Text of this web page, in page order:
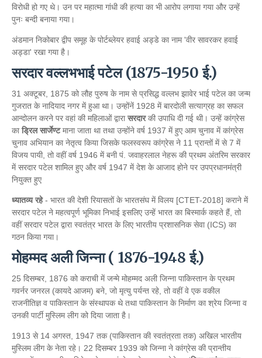
विरोधी हो गए थे। उन पर महात्मा गांधी की हत्या का भी आरोप लगाया गया और उन्हें
पुनः बन्दी बनाया गया।
अंडमान निकोबार द्वीप समूह के पोर्टब्लेयर हवाई अड्डे का नाम 'वीर सावरकर हवाई
अड्डा' रखा गया है।
सरदार वल्लभभाई पटेल (1875-1950 ई.)
31 अक्टूबर, 1875 को लौह पुरुष के नाम से प्रसिद्ध वल्लभ झावेर भाई पटेल का जन्म
गुजरात के नादियाद नगर में हुआ था। उन्होंनें 1928 में बारदोली सत्याग्रह का सफल
आन्दोलन करने पर वहां की महिलाओं द्वारासरदारकी उपाधि दी गई थी। उन्हें कांग्रेस
काड्रिल सार्जेण्टमाना जाता था तथा उन्होंने वर्ष 1937 में हुए आम चुनाव में कांग्रेस
चुनाव अभियान का नेतृत्व किया जिसके फलस्वरूप कांग्रेस ने 11 प्रान्तों में से 7 में
विजय पायी, तो वहीं वर्ष 1946 में बनी पं. जवाहरलाल नेहरू की प्रथम अंतरिम सरकार
में सरदार पटेल शामिल हुए और वर्ष 1947 में देश के आजाद होने पर उपप्रधानमंत्री
नियुक्त हुए
ध्यातव्य रहे- भारत की देशी रियासतों के भारतसंघ में विलय [CTET-2018] कराने में
सरदार पटेल ने महत्वपूर्ण भूमिका निभाई इसलिए उन्हें भारत का बिस्मार्क कहते हैं, तो
वहीं सरदार पटेल द्वारा स्वतंत्र भारत के लिए भारतीय प्रशासनिक सेवा (ICS) का
गठन किया गया।
मोहम्मद अली जिन्ना ( 1876-1948 ई.)
25 दिसम्बर, 1876 को कराची में जन्मे मोहम्मद अली जिन्ना पाकिस्तान के प्रथम
गवर्नर जनरल (कायदे आजम) बने, जो मृत्यु पर्यन्त रहे, तो वहीं वे एक वकील
राजनीतिज्ञ व पाकिस्तान के संस्थापक थे तथा पाकिस्तान के निर्माण का श्रेय जिन्ना व
उनकी पार्टी मुस्लिम लीग को दिया जाता है।
1913 से 14 अगस्त, 1947 तक (पाकिस्तान की स्वतंत्रता तक) अखिल भारतीय
मुस्लिम लीग के नेता रहे। 22 दिसम्बर 1939 को जिन्ना ने कांग्रेस की प्रान्तीय